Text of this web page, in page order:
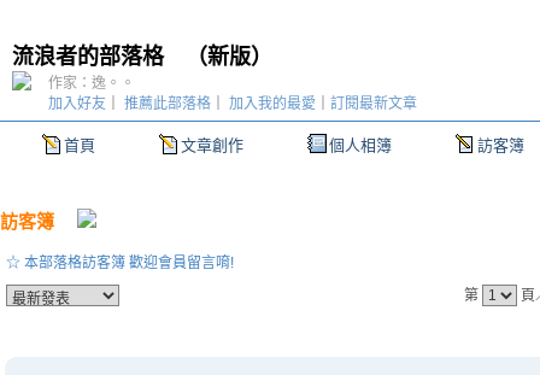
流浪者的部落格（新版）
首頁 文章創作 個人相簿 訪客簿
加入好友 推薦此部落格 加入我的最愛 訂閱最新文章
作家：逸。。
訪客簿
☆ 本部落格訪客簿 歡迎會員留言唷!
第